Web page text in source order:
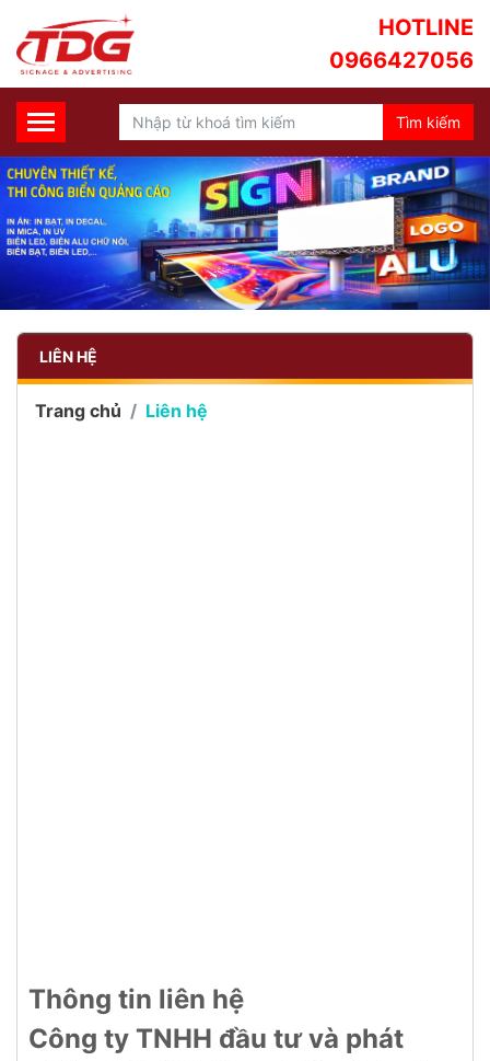
HOTLINE
0966427056
LIÊN HỆ
Trang chủ Liên hệ
Thông tin liên hệ
Công ty TNHH đầu tư và phát